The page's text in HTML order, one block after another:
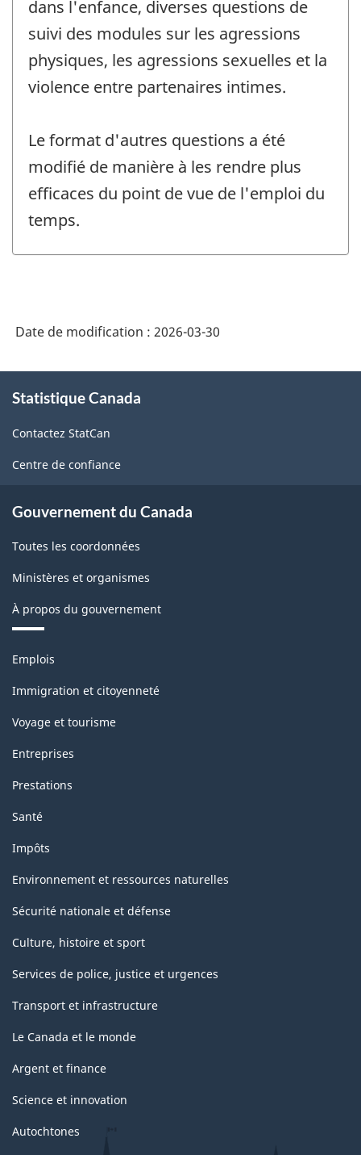
dans l'enfance, diverses questions de
suivi des modules sur les agressions
physiques, les agressions sexuelles et la
violence entre partenaires intimes.
Le format d'autres questions a été
modifié de manière à les rendre plus
efficaces du point de vue de l'emploi du
temps.
Date de modification : 2026-03-30
propos
ce
site
Statistique Canada
Contactez StatCan
Centre de confiance
Gouvernement du Canada
Toutes les coordonnées
Ministères et organismes
À propos du gouvernement
Thèmes
sujets
Emplois
Immigration et citoyenneté
Voyage et tourisme
Entreprises
Prestations
Santé
Impôts
Environnement et ressources naturelles
Sécurité nationale et défense
Culture, histoire et sport
Services de police, justice et urgences
Transport et infrastructure
Le Canada et le monde
Argent et finance
Science et innovation
Autochtones